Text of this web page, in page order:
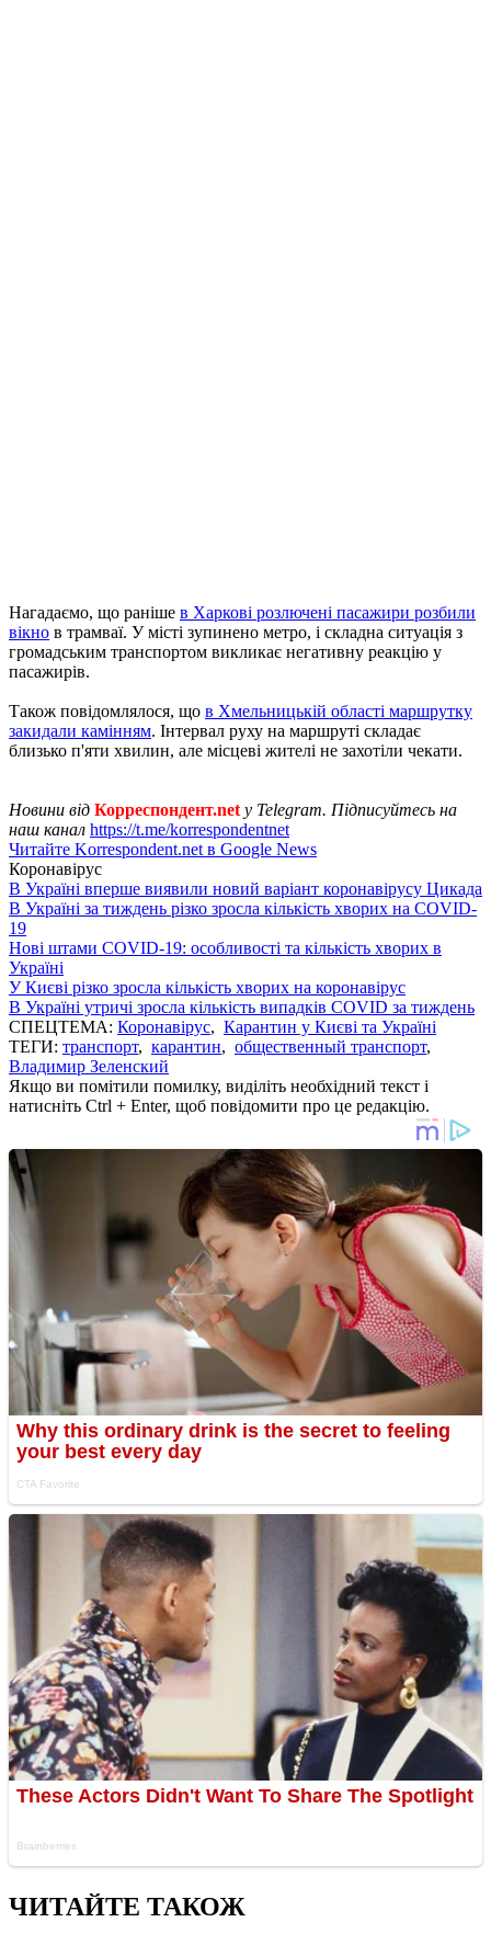
Нагадаємо, що раніше в Харкові розлючені пасажири розбили
вікно в трамваї. У місті зупинено метро, ​​і складна ситуація з
громадським транспортом викликає негативну реакцію у
пасажирів.
Також повідомлялося, що в Хмельницькій області маршрутку
закидали камінням. Інтервал руху на маршруті складає
близько п'яти хвилин, але місцеві жителі не захотіли чекати.
Новини від Корреспондент.net у Telegram. Підписуйтесь на
наш канал https://t.me/korrespondentnet
Читайте Korrespondent.net в Google News
Коронавірус
В Україні вперше виявили новий варіант коронавірусу Цикада
В Україні за тиждень різко зросла кількість хворих на COVID-
19
Нові штами COVID-19: особливості та кількість хворих в
Україні
У Києві різко зросла кількість хворих на коронавірус
В Україні утричі зросла кількість випадків COVID за тиждень
СПЕЦТЕМА: Коронавірус, Карантин у Києві та Україні
ТЕГИ: транспорт, карантин, общественный транспорт,
Владимир Зеленский
Якщо ви помітили помилку, виділіть необхідний текст і
натисніть Ctrl + Enter, щоб повідомити про це редакцію.
ЧИТАЙТЕ ТАКОЖ